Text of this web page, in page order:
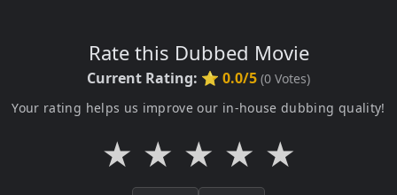
Rate this Dubbed Movie
Current Rating: ⭐ 0.0/5 (0 Votes)
Your rating helps us improve our in-house dubbing quality!
★ ★ ★ ★ ★